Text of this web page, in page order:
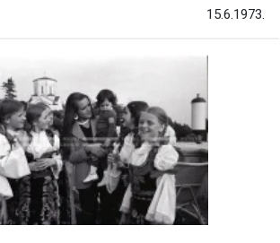
15.6.1973.